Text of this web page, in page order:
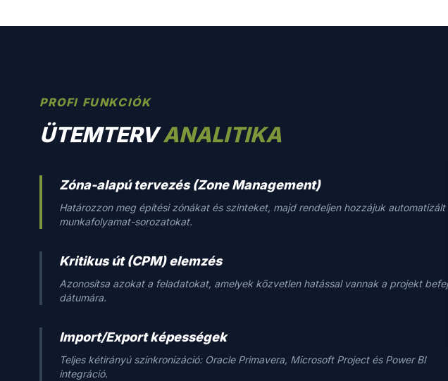
PROFI FUNKCIÓK
ÜTEMTERVANALITIKA
Zóna-alapú tervezés (Zone Management)
Határozzon meg építési zónákat és szinteket, majd rendeljen hozzájuk automatizált
munkafolyamat-sorozatokat.
Kritikus út (CPM) elemzés
Azonosítsa azokat a feladatokat, amelyek közvetlen hatással vannak a projekt
dátumára.
Import/Export képességek
Teljes kétirányú szinkronizáció: Oracle Primavera, Microsoft Project és Power BI
integráció.